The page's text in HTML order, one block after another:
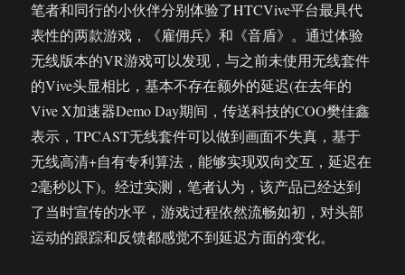
笔者和同行的小伙伴分别体验了HTCVive平台最具代
表性的两款游戏，《雇佣兵》和《音盾》。通过体验
无线版本的VR游戏可以发现，与之前未使用无线套件
的Vive头显相比，基本不存在额外的延迟(在去年的
Vive X加速器Demo Day期间，传送科技的COO樊佳鑫
表示，TPCAST无线套件可以做到画面不失真，基于
无线高清+自有专利算法，能够实现双向交互，延迟在
2毫秒以下)。经过实测，笔者认为，该产品已经达到
了当时宣传的水平，游戏过程依然流畅如初，对头部
运动的跟踪和反馈都感觉不到延迟方面的变化。